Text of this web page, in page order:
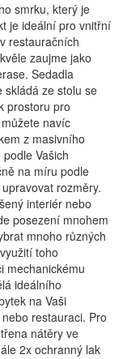
smrku, který je
je ideální pro vnitřní
restauračních
zaujme jako
Sedadla
skládá ze stolu se
prostoru pro
navíc
z masivního
Vašich
na míru podle
rozměry.
interiér nebo
posezení mnohem
mnoho různých
toho
mechanickému
ideálního
na Vaši
restauraci. Pro
nátěry ve
2x ochranný lak